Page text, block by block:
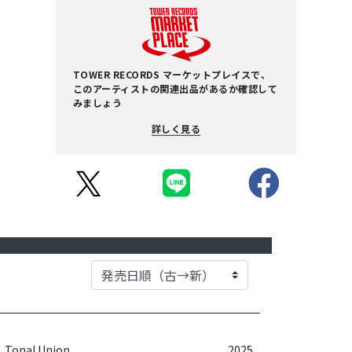
TOWER RECORDS マーケットプレイスで、
このアーティストの関連出品があるか確認して
みましょう
詳しく見る